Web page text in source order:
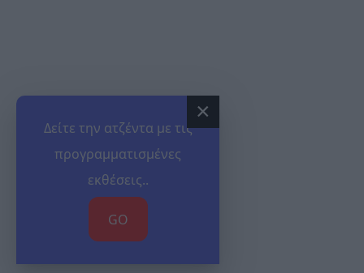
×
Δείτε την ατζέντα με τις
προγραμματισμένες
εκθέσεις..
GO